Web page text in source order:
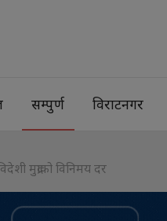
सम्पुर्ण विराटनगर
मुद्राको विनिमय दर